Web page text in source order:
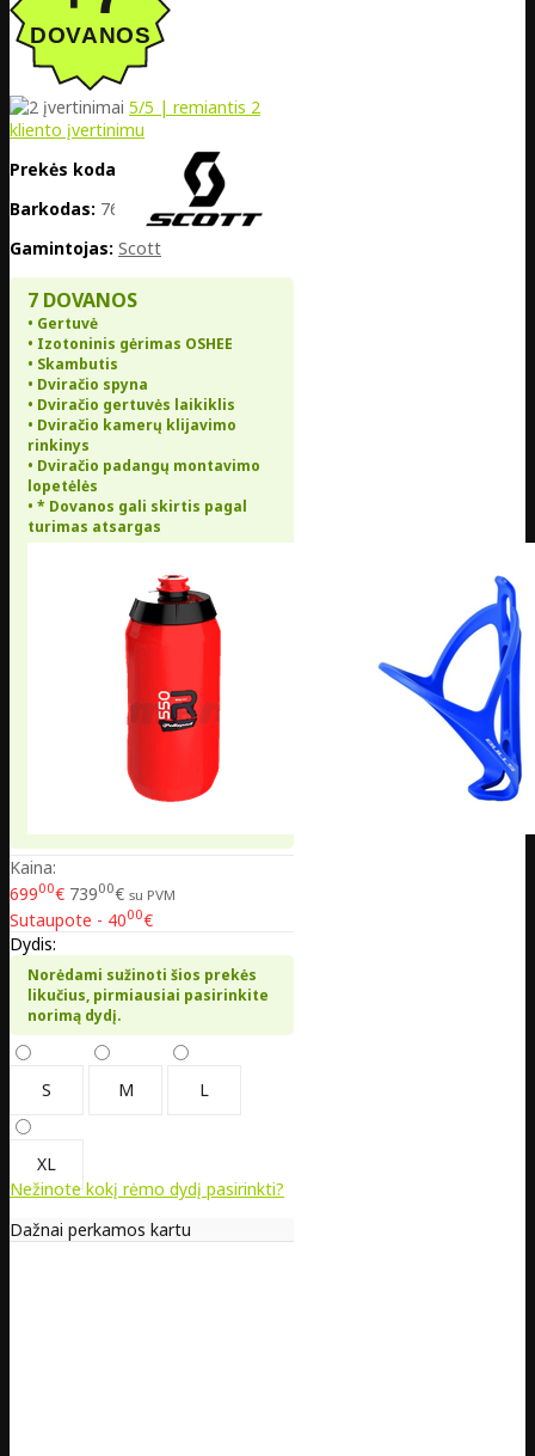
5/5 | remiantis 2
kliento įvertinimu
Prekės kodas:
EE02-425383-8347
Barkodas: 7616185386216
Gamintojas: Scott
7 DOVANOS
• Gertuvė
• Izotoninis gėrimas OSHEE
• Skambutis
• Dviračio spyna
• Dviračio gertuvės laikiklis
• Dviračio kamerų klijavimo
rinkinys
• Dviračio padangų montavimo
lopetėlės
• * Dovanos gali skirtis pagal
turimas atsargas
Kaina:
69900€ 73900€ su PVM
Sutaupote - 4000€
Dydis:
Norėdami sužinoti šios prekės
likučius, pirmiausiai pasirinkite
norimą dydį.
S M L
XL
Nežinote kokį rėmo dydį pasirinkti?
Dažnai perkamos kartu